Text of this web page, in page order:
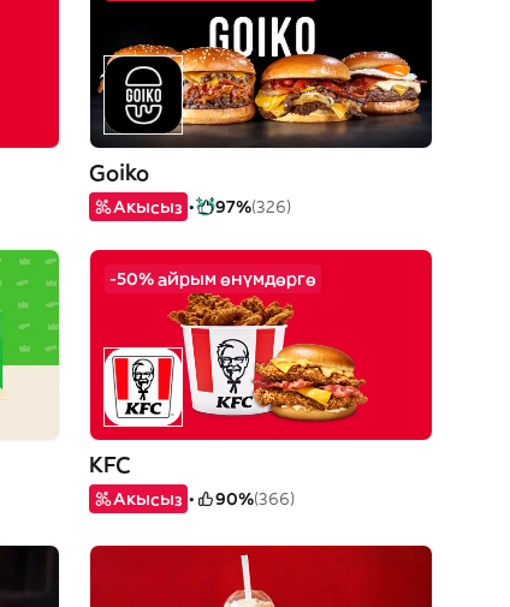
Goiko
Акысыз 97%(326)
-50% айрым өнүмдөргө
KFC
Акысыз 90%(366)